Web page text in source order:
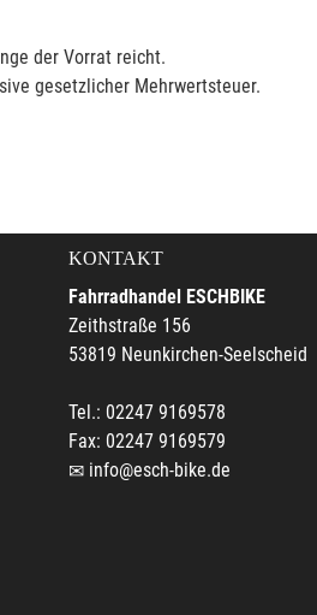
der Vorrat reicht.
gesetzlicher Mehrwertsteuer.
KONTAKT
Fahrradhandel ESCHBIKE
Zeithstraße 156
53819 Neunkirchen-Seelscheid
Tel.: 02247 9169578
Fax: 02247 9169579
info@esch-bike.de